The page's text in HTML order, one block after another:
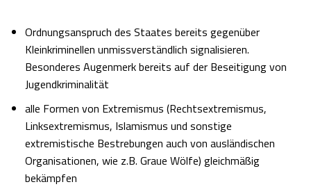
Ordnungsanspruch des Staates bereits gegenüber
Kleinkriminellen unmissverständlich signalisieren.
Besonderes Augenmerk bereits auf der Beseitigung von
Jugendkriminalität
alle Formen von Extremismus (Rechtsextremismus,
Linksextremismus, Islamismus und sonstige
extremistische Bestrebungen auch von ausländischen
Organisationen, wie z.B. Graue Wölfe) gleichmäßig
bekämpfen